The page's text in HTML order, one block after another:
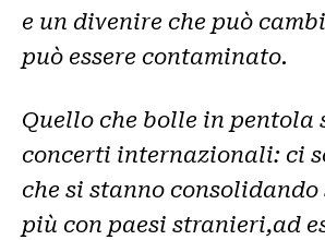
e un divenire che può
può essere contaminato.
Quello che bolle in pentola
concerti internazionali: ci
che si stanno consolidando
più con paesi stranieri,ad